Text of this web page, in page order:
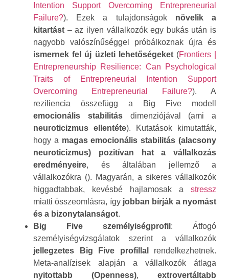
Intention Support Overcoming Entrepreneurial
Failure?). Ezek a tulajdonságok növelik a
kitartást – az ilyen vállalkozók egy bukás után is
nagyobb valószínűséggel próbálkoznak újra és
ismernek fel új üzleti lehetőségeket(Frontiers |
Entrepreneurship Resilience: Can Psychological
Traits of Entrepreneurial Intention Support
Overcoming Entrepreneurial Failure?). A
reziliencia összefügg a Big Five modell
emocionális stabilitásdimenziójával (ami a
neuroticizmus ellentéte). Kutatások kimutatták,
hogy a magas emocionális stabilitás (alacsony
neuroticizmus)
pozitívan hat a vállalkozás
eredményeire, és általában jellemző a
vállalkozókra (). Magyarán, a sikeres vállalkozók
higgadtabbak, kevésbé hajlamosak a stressz
miatti összeomlásra, így jobban bírják a nyomást
és a bizonytalanságot.
Big Five személyiségprofil : Átfogó
személyiségvizsgálatok szerint a vállalkozók
jellegzetes Big Five profillal
rendelkezhetnek.
Meta-analízisek alapján a vállalkozók átlaga
nyitottabb (Openness), extrovertáltabb